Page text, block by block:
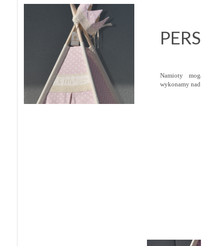
Namioty mogą
wykonamy nad